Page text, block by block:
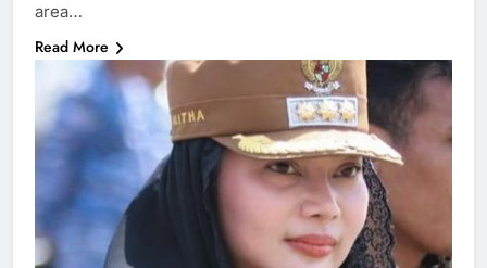
area…
Read More